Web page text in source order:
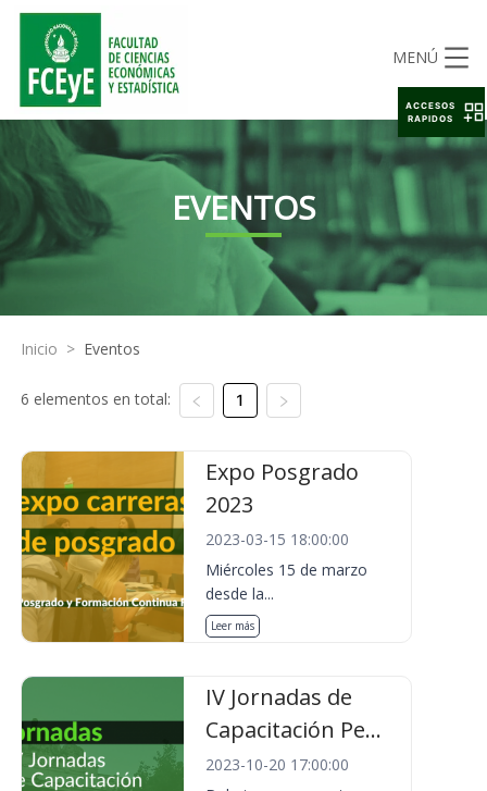
MENÚ
EVENTOS
Inicio > Eventos
6 elementos en total: 1
Expo Posgrado
2023
2023-03-15 18:00:00
Miércoles 15 de marzo
desde la...
Leer más
IV Jornadas de
Capacitación Pe...
2023-10-20 17:00:00
ACCESOS
RAPIDOS